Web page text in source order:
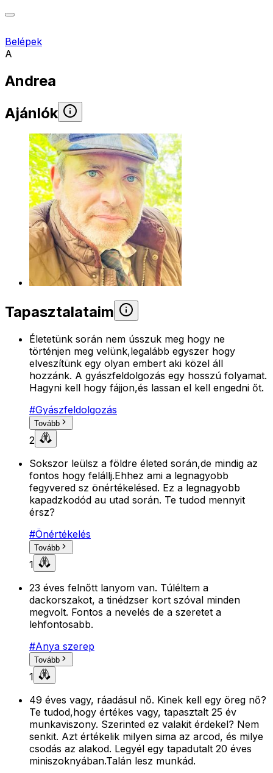
Belépek
A
Andrea
Ajánlók
Tapasztalataim
Életetünk során nem ússzuk meg hogy ne
történjen meg velünk,legalább egyszer hogy
elveszítünk egy olyan embert aki közel áll
hozzánk. A gyászfeldolgozás egy hosszú folyamat.
Hagyni kell hogy fájjon,és lassan el kell engedni őt.
#Gyászfeldolgozás
Tovább
2
Sokszor leülsz a földre életed során,de mindig az
fontos hogy felállj.Ehhez ami a legnagyobb
fegyvered sz önértékelésed. Ez a legnagyobb
kapadzkodód au utad során. Te tudod mennyit
érsz?
#Önértékelés
Tovább
1
23 éves felnőtt lanyom van. Túléltem a
dackorszakot, a tinédzser kort szóval minden
megvolt. Fontos a nevelés de a szeretet a
lehfontosabb.
#Anya szerep
Tovább
1
49 éves vagy, ráadásul nő. Kinek kell egy öreg nő?
Te tudod,hogy értékes vagy, tapasztalt 25 év
munkaviszony. Szerinted ez valakit érdekel? Nem
senkit. Azt értékelik milyen sima az arcod, és milye
csodás az alakod. Legyél egy tapadutalt 20 éves
miniszoknyában.Talán lesz munkád.